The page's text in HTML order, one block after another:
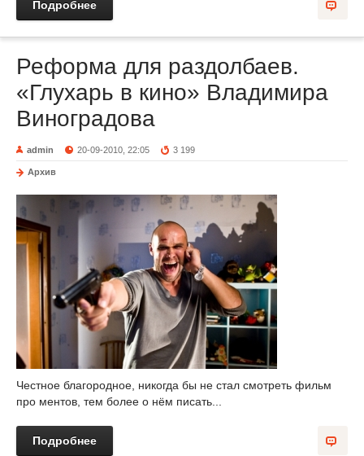
Подробнее
Реформа для раздолбаев.
«Глухарь в кино» Владимира
Виноградова
admin 20-09-2010, 22:05 3 199
Архив
Честное благородное, никогда бы не стал смотреть фильм
про ментов, тем более о нём писать...
Подробнее